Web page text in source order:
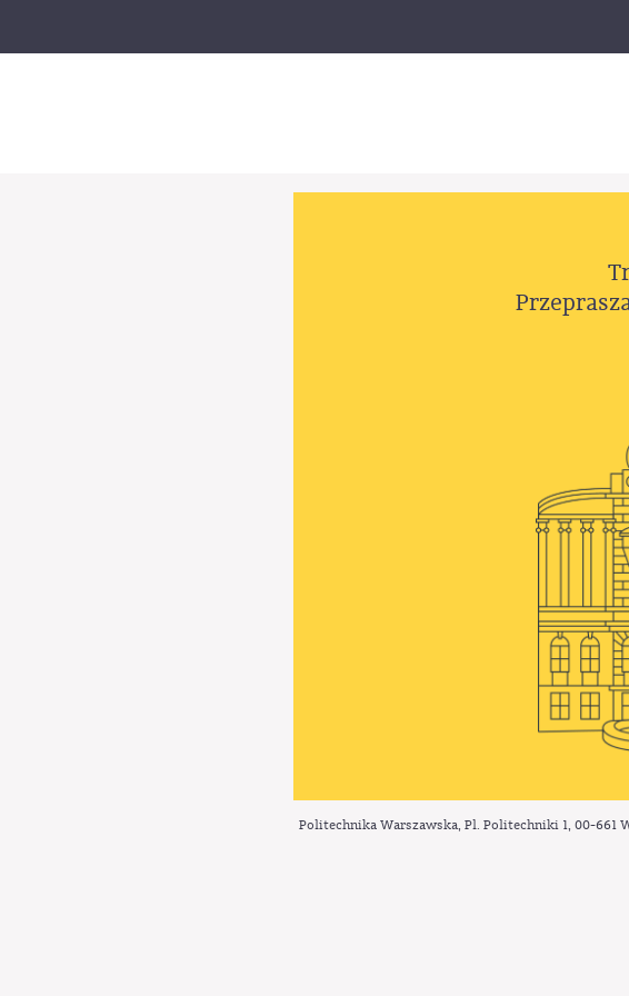
Politechnika Warszawska, Pl. Politechniki 1, 00-661